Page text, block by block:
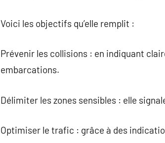
Voici les objectifs qu’elle remplit :
Prévenir les collisions : en indiquant
embarcations.
Délimiter les zones sensibles : elle
Optimiser le trafic : grâce à des